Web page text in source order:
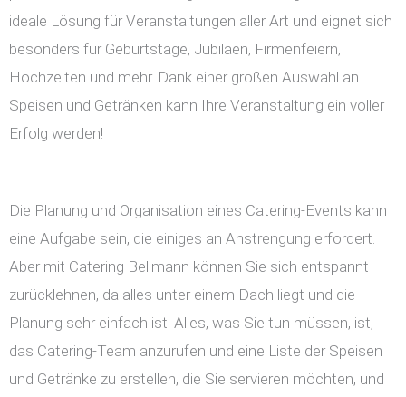
ideale Lösung für Veranstaltungen aller Art und eignet sich
besonders für Geburtstage, Jubiläen, Firmenfeiern,
Hochzeiten und mehr. Dank einer großen Auswahl an
Speisen und Getränken kann Ihre Veranstaltung ein voller
Erfolg werden!
Die Planung und Organisation eines Catering-Events kann
eine Aufgabe sein, die einiges an Anstrengung erfordert.
Aber mit Catering Bellmann können Sie sich entspannt
zurücklehnen, da alles unter einem Dach liegt und die
Planung sehr einfach ist. Alles, was Sie tun müssen, ist,
das Catering-Team anzurufen und eine Liste der Speisen
und Getränke zu erstellen, die Sie servieren möchten, und